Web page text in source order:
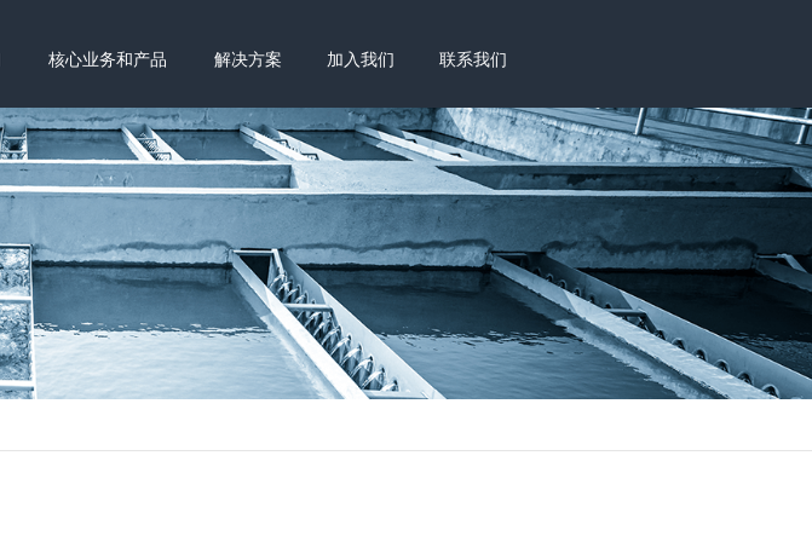
核心业务和产品 解决方案 加入我们 联系我们